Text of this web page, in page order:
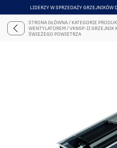
LIDERZY W SPRZEDAŻY GRZEJNIKÓW
ITEM
STRONA GŁÓWNA/ KATEGORIE
WENTYLATOREM/VKN5P-II GRZEJNIK
ŚWIEŻEGO POWIETRZA